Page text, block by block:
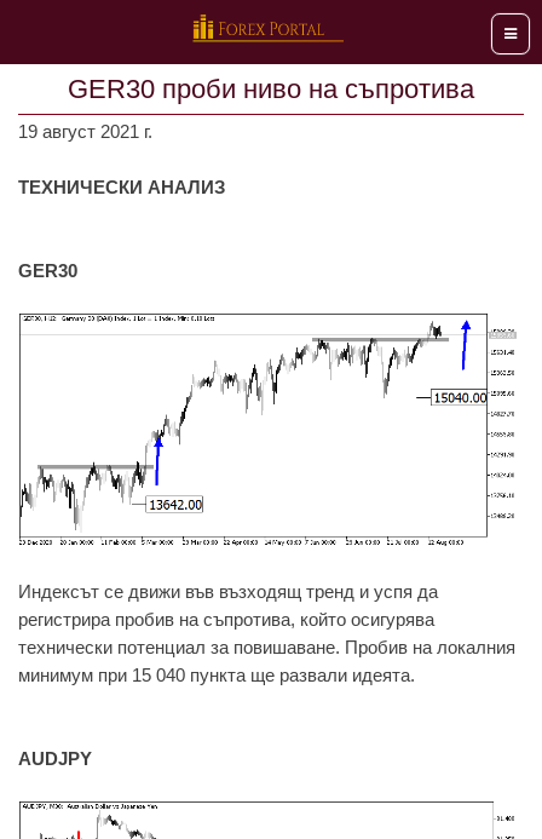
Меню
GER30 проби ниво на съпротива
19 август 2021 г.
ТЕХНИЧЕСКИ АНАЛИЗ
GER30
Индексът се движи във възходящ тренд и успя да
регистрира пробив на съпротива, който осигурява
технически потенциал за повишаване. Пробив на локалния
минимум при 15 040 пункта ще развали идеята.
AUDJPY